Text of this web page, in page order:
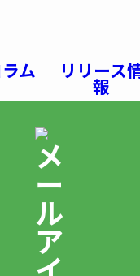
ム リリース
報